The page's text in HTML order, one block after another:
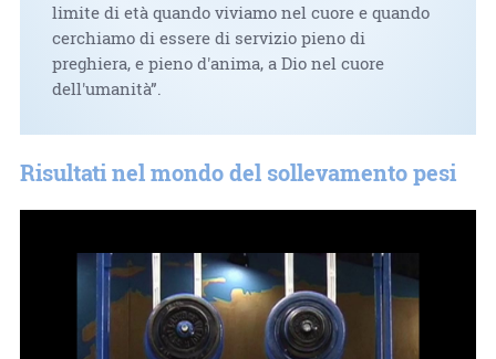
limite di età quando viviamo nel cuore e quando
cerchiamo di essere di servizio pieno di
preghiera, e pieno d'anima, a Dio nel cuore
dell'umanità”.
Risultati nel mondo del sollevamento pesi